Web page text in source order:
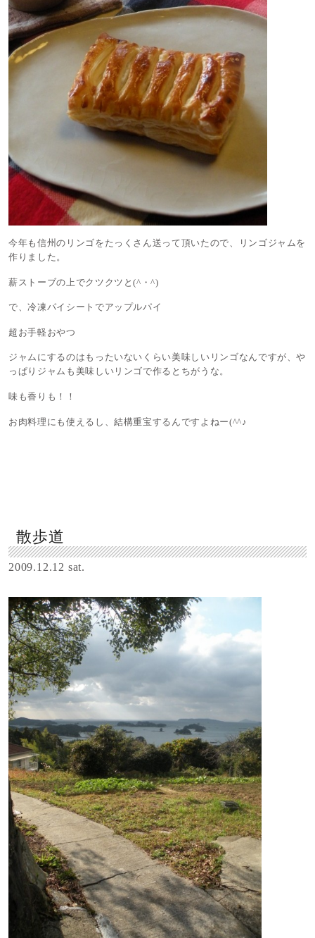
今年も信州のリンゴをたっくさん送って頂いたので、リンゴジャムを
作りました。
薪ストーブの上でクツクツと(^・^)
で、冷凍パイシートでアップルパイ
超お手軽おやつ
ジャムにするのはもったいないくらい美味しいリンゴなんですが、や
っぱりジャムも美味しいリンゴで作るとちがうな。
味も香りも！！
お肉料理にも使えるし、結構重宝するんですよねー(^^♪
散歩道
2009.12.12 sat.